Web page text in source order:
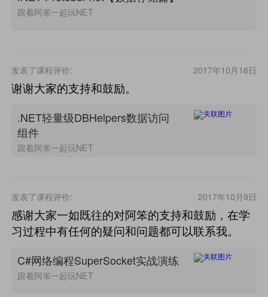
跟着阿笨一起玩NET
发表了课程评价: 2017年10月16日
谢谢大家的支持和鼓励。
.NET轻量级DBHelpers数据访问
组件
跟着阿笨一起玩NET
发表了课程评价: 2017年10月9日
感谢大家一如既往的对阿笨的支持和鼓励，在学
习过程中有任何的疑问和问题都可以联系我。
C#网络编程SuperSocket实战演练
跟着阿笨一起玩NET